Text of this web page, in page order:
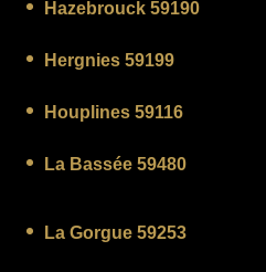
Hazebrouck 59190
Hergnies 59199
Houplines 59116
La Bassée 59480
La Gorgue 59253